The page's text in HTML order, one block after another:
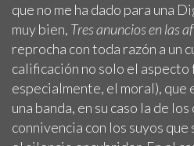
que no me ha dado para una
muy bien, Tres anuncios en las
reprocha con toda razón a un
calificación no solo el
especialmente, el moral), que
una banda, en su caso la de
connivencia con los suyos